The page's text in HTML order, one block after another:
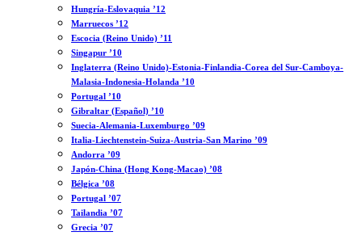
Hungría-Eslovaquia ’12
Marruecos ’12
Escocia (Reino Unido) ’11
Singapur ’10
Inglaterra (Reino Unido)-Estonia-Finlandia-Corea del Sur-Camboya-
Malasia-Indonesia-Holanda ’10
Portugal ’10
Gibraltar (Español) ’10
Suecia-Alemania-Luxemburgo ’09
Italia-Liechtenstein-Suiza-Austria-San Marino ’09
Andorra ’09
Japón-China (Hong Kong-Macao) ’08
Bélgica ’08
Portugal ’07
Tailandia ’07
Grecia ’07